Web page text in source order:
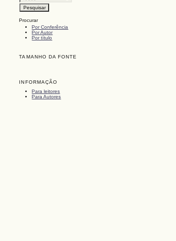
Procurar
Por Conferência
Por Autor
Por título
TAMANHO DA FONTE
INFORMAÇÃO
Para leitores
Para Autores